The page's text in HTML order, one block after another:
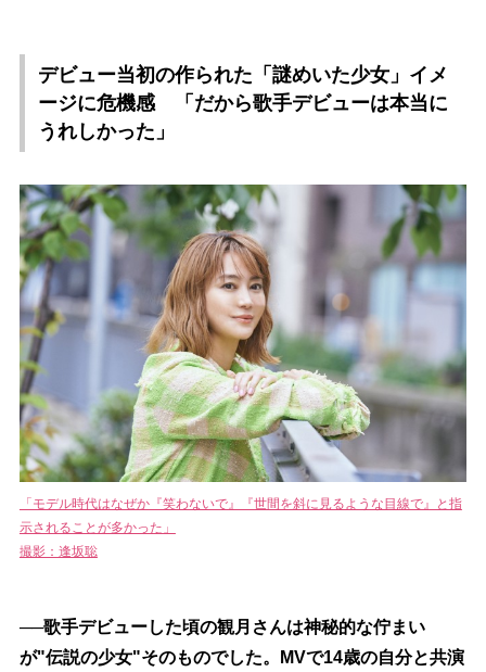
デビュー当初の作られた「謎めいた少女」イメ
ージに危機感 「だから歌手デビューは本当に
うれしかった」
「モデル時代はなぜか『笑わないで』『世間を斜に見るような目線で』と指
示されることが多かった」
撮影：逢坂聡
──歌手デビューした頃の観月さんは神秘的な佇まい
が"伝説の少女"そのものでした。MVで14歳の自分と共演